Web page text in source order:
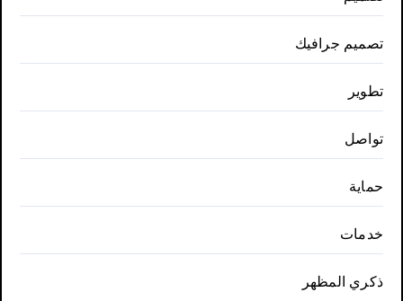
تصميم جرافيك
تطوير
تواصل
حماية
خدمات
ذكري المظهر